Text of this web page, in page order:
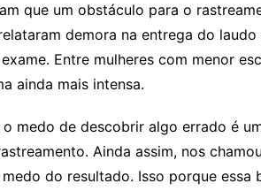
que um obstáculo para o
demora na entrega do
Entre mulheres com menor
ainda mais intensa.
medo de descobrir algo errado é
Ainda assim, nos
do resultado. Isso porque essa